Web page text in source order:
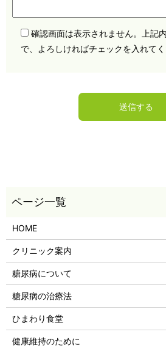
確認画面は表示されません。上記
で、よろしければチェックを入れてく
HOME
クリニック案内
糖尿病について
糖尿病の治療法
ひまわり食堂
健康維持のために